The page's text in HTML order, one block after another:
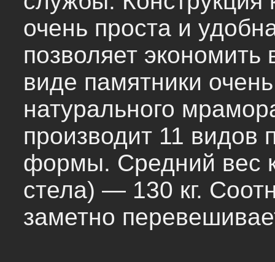
очень проста и
позволяет
виде памятники
натурального
производит 11 видов
формы. Средний вес
стела) — 130 кг.
заметно